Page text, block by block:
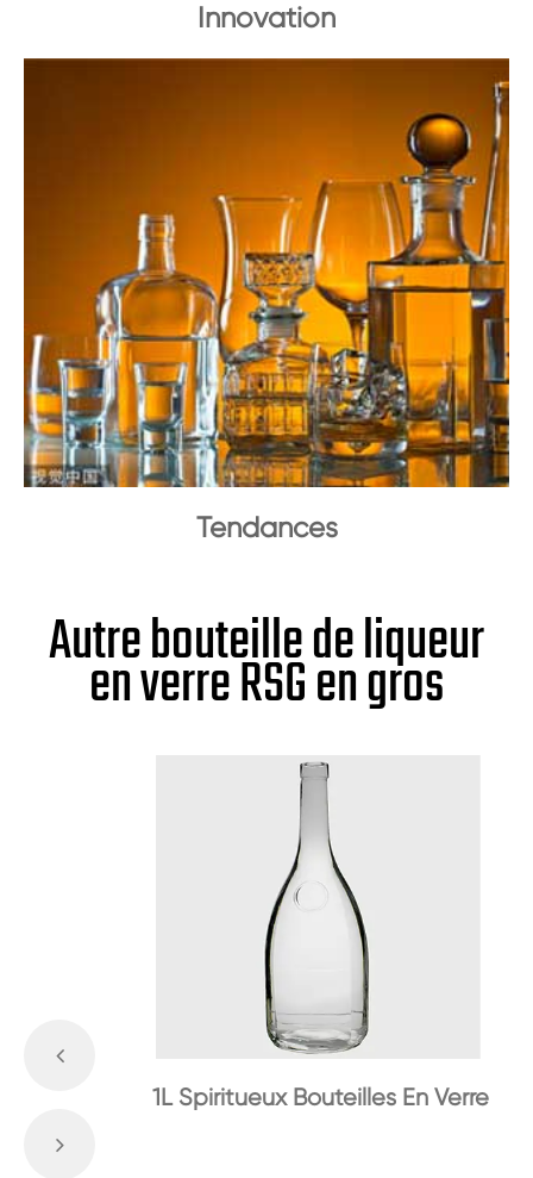
Innovation
Tendances
Autre bouteille de liqueur
en verre RSG en gros
1L Spiritueux Bouteilles En Verre